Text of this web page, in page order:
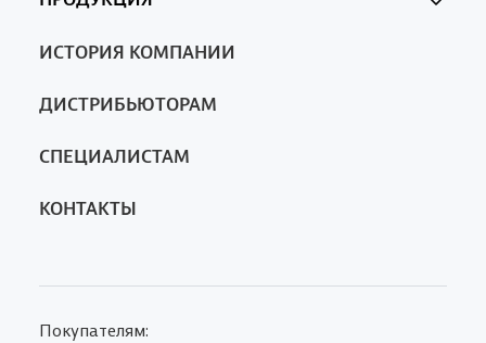
Ферменкол
ИСТОРИЯ КОМПАНИИ
ДИСТРИБЬЮТОРАМ
СПЕЦИАЛИСТАМ
КОНТАКТЫ
Покупателям: